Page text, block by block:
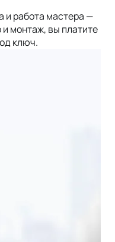
и работа мастера —
монтаж, вы платите
ключ.